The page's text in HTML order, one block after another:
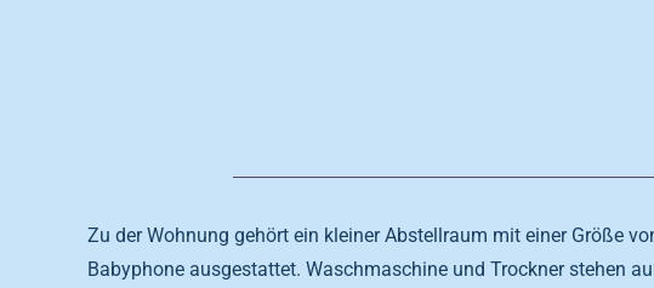
Zu der Wohnung gehört ein kleiner Abstellraum mit einer Größe
Babyphone ausgestattet. Waschmaschine und Trockner stehen